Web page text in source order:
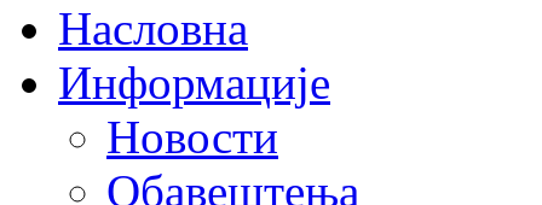
Насловна
Информације
Новости
Обавештења